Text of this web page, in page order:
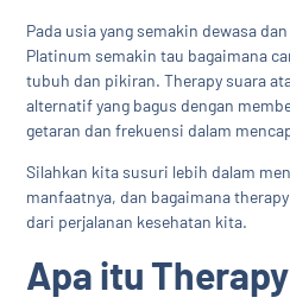
Pada usia yang semakin dewasa
Platinum semakin tau bagaimana
tubuh dan pikiran. Therapy suara
alternatif yang bagus dengan
getaran dan frekuensi dalam
Silahkan kita susuri lebih dalam
manfaatnya, dan bagaimana
dari perjalanan kesehatan kita.
Apa itu